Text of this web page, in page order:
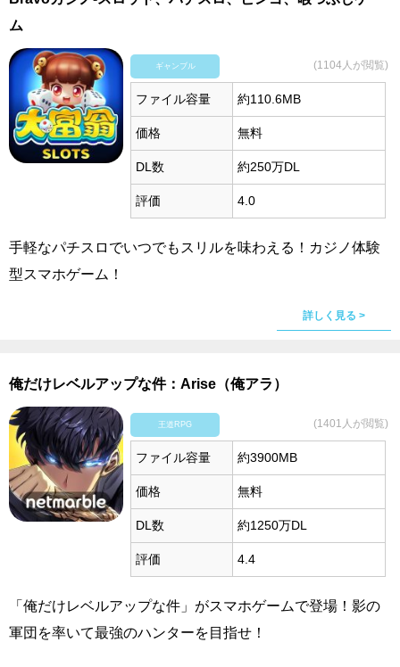
ム
ギャンブル (1104人が閲覧)
ファイル容量 約110.6MB
価格 無料
DL数 約250万DL
評価 4.0
手軽なパチスロでいつでもスリルを味わえる！カジノ体験
型スマホゲーム！
詳しく見る >
俺だけレベルアップな件：Arise（俺アラ）
王道RPG (1401人が閲覧)
ファイル容量 約3900MB
価格 無料
DL数 約1250万DL
評価 4.4
「俺だけレベルアップな件」がスマホゲームで登場！影の
軍団を率いて最強のハンターを目指せ！